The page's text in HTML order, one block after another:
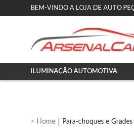
BEM-VINDO A LOJA DE AUTO
ILUMINAÇÃO AUTOMOTIVA
Para-choques e Grades